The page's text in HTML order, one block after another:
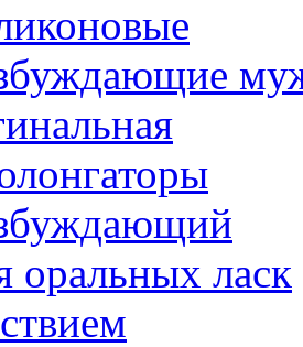
оральных ласк